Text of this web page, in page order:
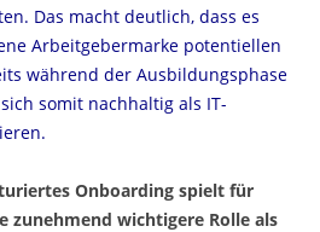
Das macht deutlich, dass es
Arbeitgebermarke potentiellen
während der Ausbildungsphase
somit nachhaltig als IT-
Onboarding spielt für
zunehmend wichtigere Rolle als